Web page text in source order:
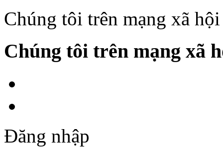
Chúng tôi trên mạng xã hội
Chúng tôi trên mạng xã
Đăng nhập